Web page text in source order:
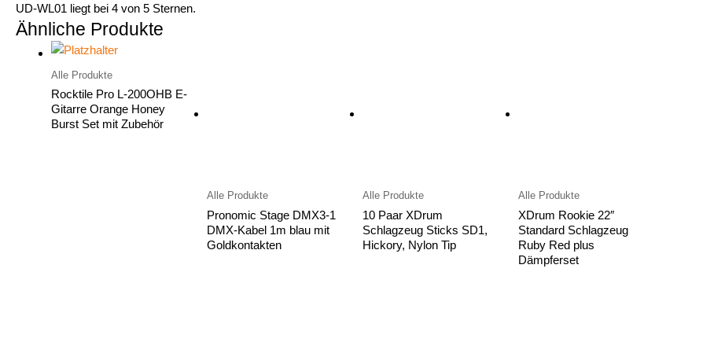
UD-WL01 liegt bei 4 von 5 Sternen.
Ähnliche Produkte
Alle Produkte
Rocktile Pro L-200OHB E-
Gitarre Orange Honey
Burst Set mit Zubehör
Alle Produkte
Pronomic Stage DMX3-1
DMX-Kabel 1m blau mit
Goldkontakten
Alle Produkte
10 Paar XDrum
Schlagzeug Sticks SD1,
Hickory, Nylon Tip
Alle Produkte
XDrum Rookie 22″
Standard Schlagzeug
Ruby Red plus
Dämpferset